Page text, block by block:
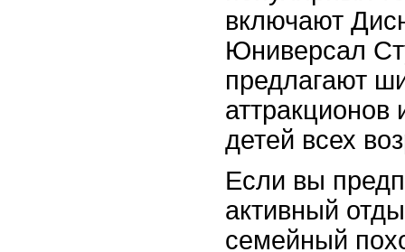
включают
Юниверсал
предлагают
аттракционов
детей всех
Если вы
активный
семейный